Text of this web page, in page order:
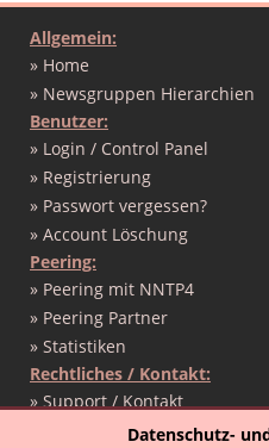
Allgemein:
» Home
» Newsgruppen Hierarchien
Benutzer:
» Login / Control Panel
» Registrierung
» Passwort vergessen?
» Account Löschung
Peering:
» Peering mit NNTP4
» Peering Partner
» Statistiken
Rechtliches / Kontakt:
» Support / Kontakt
» Nutzungsbedingungen
Datenschutz-